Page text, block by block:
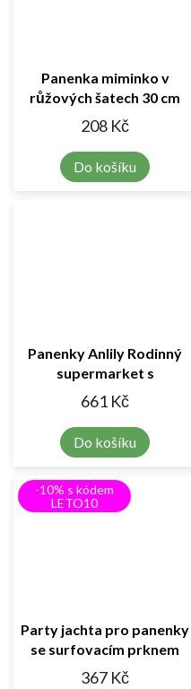
Panenka miminko v
růžových šatech 30 cm
208 Kč
Do košíku
Panenky Anlily Rodinný
supermarket s
příslušenstvím 30cm
661 Kč
Do košíku
-10% s kódem
LETO10
Party jachta pro panenky
se surfovacím prknem
367 Kč